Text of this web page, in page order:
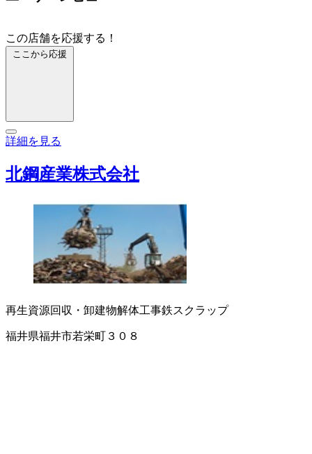
この店舗を応援する！
ここから応援
詳細を見る
北鋼産業株式会社
再生資源回収・卸建物解体工事鉄スクラップ
福井県福井市若栄町３０８